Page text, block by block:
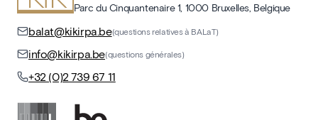
Parc du Cinquantenaire 1, 1000 Bruxelles, Belgique
balat@kikirpa.be(questions relatives à BALaT)
info@kikirpa.be(questions générales)
+32 (0)2 739 67 11